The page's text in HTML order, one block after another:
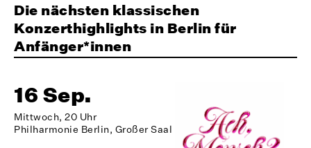
Die nächsten klassischen
Konzerthighlights in Berlin für
Anfänger*innen
16 Sep.
Mittwoch, 20 Uhr
Philharmonie Berlin, Großer Saal